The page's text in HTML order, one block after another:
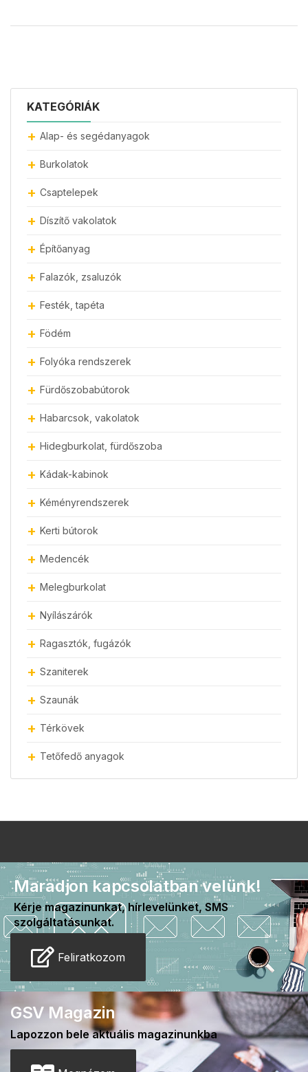
KATEGÓRIÁK
Alap- és segédanyagok
Burkolatok
Csaptelepek
Díszítő vakolatok
Építőanyag
Falazók, zsaluzók
Festék, tapéta
Födém
Folyóka rendszerek
Fürdőszobabútorok
Habarcsok, vakolatok
Hidegburkolat, fürdőszoba
Kádak-kabinok
Kéményrendszerek
Kerti bútorok
Medencék
Melegburkolat
Nyílászárók
Ragasztók, fugázók
Szaniterek
Szaunák
Térkövek
Tetőfedő anyagok
Maradjon kapcsolatban velünk!
Kérje magazinunkat, hírlevelünket, SMS
szolgáltatásunkat.
Feliratkozom
GSV Magazin
Lapozzon bele aktuális magazinunkba